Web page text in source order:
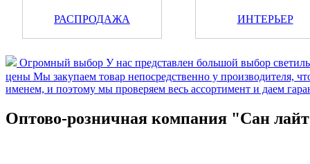
РАСПРОДАЖА ИНТЕРЬЕР
Огромный выбор У нас представлен большой выбор
цены Мы закупаем товар непосредственно у производителя,
именем, и поэтому мы проверяем весь ассортимент и даем
Оптово-розничная компания "Сан